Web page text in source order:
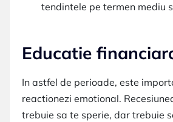
tendintele pe termen mediu
Educatie
In astfel de perioade, este
reactionezi emotional.
trebuie sa te sperie, dar trebuie